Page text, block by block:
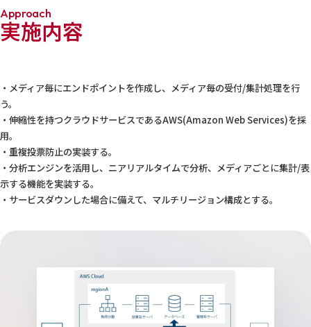
Approach
実施内容
・メディア毎にエンドポイントを作成し、メディア毎の受付/集計処理を行
う。
・伸縮性を持つクラウドサービスであるAWS(Amazon Web Services)を採
用。
・重複投票防止の実装する。
・分析エンジンを活用し、ニアリアルタイムで分析、メディアごとに集計/表
示する機能を実装する。
・サービスダウンした場合に備えて、マルチリージョン構成とする。